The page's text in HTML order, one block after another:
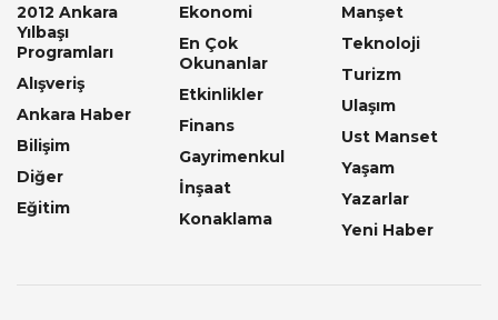
2012 Ankara
Yılbaşı
Programları
Alışveriş
Ankara Haber
Bilişim
Diğer
Eğitim
Ekonomi
En Çok
Okunanlar
Etkinlikler
Finans
Gayrimenkul
İnşaat
Konaklama
Manşet
Teknoloji
Turizm
Ulaşım
Ust Manset
Yaşam
Yazarlar
Yeni Haber